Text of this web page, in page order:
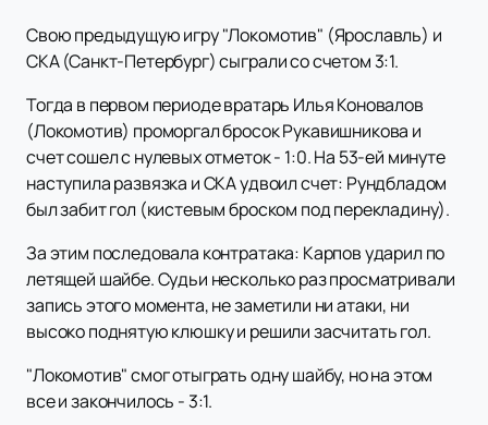
Свою предыдущую игру "Локомотив" (Ярославль) и
СКА (Санкт-Петербург) сыграли со счетом 3:1.
Тогда в первом периоде вратарь Илья Коновалов
(Локомотив) проморгал бросок Рукавишникова и
счет сошел с нулевых отметок - 1:0. На 53-ей минуте
наступила развязка и СКА удвоил счет: Рундбладом
был забит гол (кистевым броском под перекладину).
За этим последовала контратака: Карпов ударил по
летящей шайбе. Судьи несколько раз просматривали
запись этого момента, не заметили ни атаки, ни
высоко поднятую клюшку и решили засчитать гол.
"Локомотив" смог отыграть одну шайбу, но на этом
все и закончилось - 3:1.